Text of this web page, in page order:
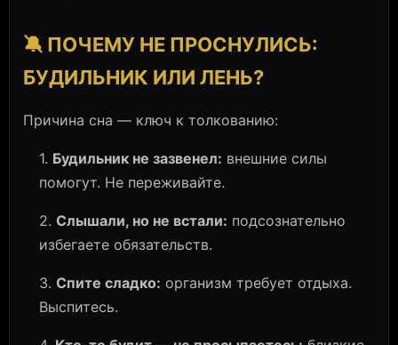
🔕 ПОЧЕМУ НЕ ПРОСНУЛИСЬ:
БУДИЛЬНИК ИЛИ ЛЕНЬ?
Причина сна — ключ к толкованию:
1. Будильник не зазвенел: внешние силы
помогут. Не переживайте.
2. Слышали, но не встали: подсознательно
избегаете обязательств.
3. Спите сладко: организм требует отдыха.
Выспитесь.